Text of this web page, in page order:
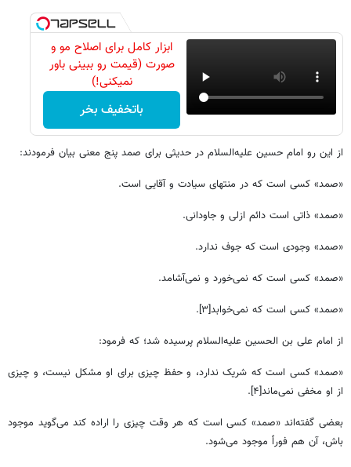
ابزار کامل برای اصلاح مو و
صورت (قیمت رو ببینی باور
نمیکنی!)
باتخفیف بخر
از این رو امام حسین علیه‌السلام در حدیثی برای صمد پنج معنی بیان فرمودند:
«صمد» کسی است که در منتهای سیادت و آقایی است.
«صمد» ذاتی است دائم ازلی و جاودانی.
«صمد» وجودی است که جوف ندارد.
«صمد» کسی است که نمی‌خورد و نمی‌آشامد.
«صمد» کسی است که نمی‌خوابد[۳].
از امام علی بن الحسین علیه‌السلام پرسیده شد؛ که فرمود:
«صمد» کسی است که شریک ندارد، و حفظ چیزی برای او مشکل نیست، و چیزی
از او مخفی نمی‌ماند[۴].
بعضی گفته‌اند «صمد» کسی است که هر وقت چیزی را اراده کند می‌گوید موجود
باش، آن هم فوراً موجود می‌شود.